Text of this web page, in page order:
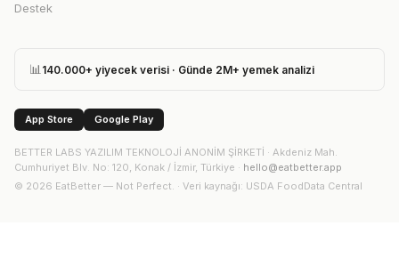
Destek
📊 140.000+ yiyecek verisi · Günde 2M+ yemek analizi
App Store Google Play
BETTER LABS YAZILIM TEKNOLOJİ ANONİM ŞİRKETİ · Akdeniz Mah.
Cumhuriyet Blv. No: 120, Konak / İzmir, Türkiye · hello@eatbetter.app
© 2026 EatBetter — Not Perfect. · Veri kaynağı: USDA FoodData Central